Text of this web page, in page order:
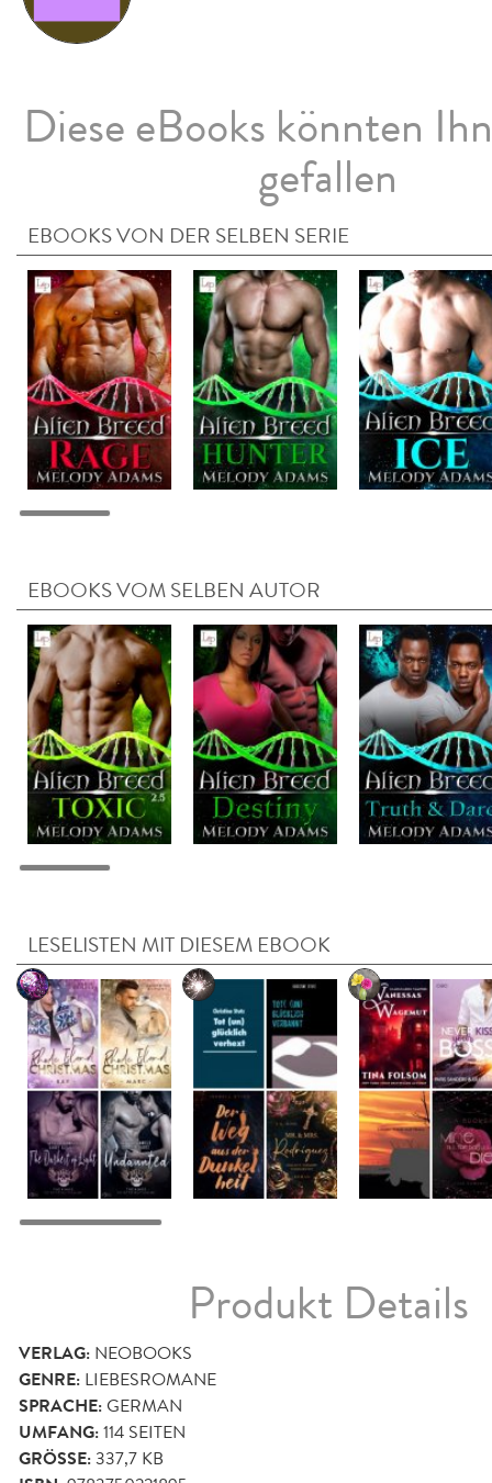
Diese eBooks könnten
gefallen
EBOOKS VON DER SELBEN SERIE
EBOOKS VOM SELBEN AUTOR
LESELISTEN MIT DIESEM EBOOK
Produkt Details
VERLAG: NEOBOOKS
GENRE: LIEBESROMANE
SPRACHE:GERMAN
UMFANG:114 SEITEN
GRÖSSE: 337,7 KB